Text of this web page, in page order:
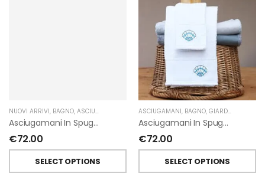
NUOVI ARRIVI, BAGNO, ASCIUGAMANI GIARDINO SEGRETO
Asciugamani In Spugna Con Fiori In Lino Applicati Di Giardino Segreto.
€72.00
SELECT OPTIONS
ASCIUGAMANI, BAGNO, GIARDINO SEGRETO
Asciugamani In Spugna Con Ricami Marini Di Giardino Segreto.
€72.00
SELECT OPTIONS